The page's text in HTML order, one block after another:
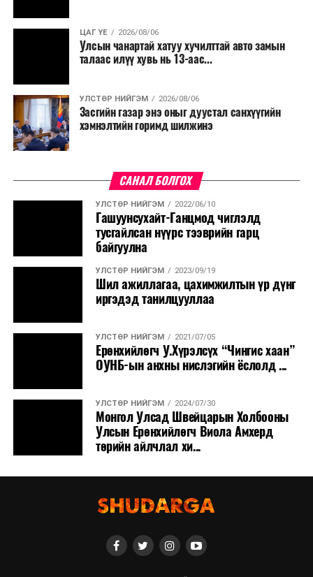
ЦАГ ҮЕ 2026/08/06
Улсын чанартай хатуу хучилттай авто замын
талаас илүү хувь нь 13-аас...
УЛСТӨР НИЙГЭМ 2026/08/06
Засгийн газар энэ оныг дуустал санхүүгийн
хэмнэлтийн горимд шилжинэ
САНАЛ БОЛГОХ
УЛСТӨР НИЙГЭМ 2022/06/10
Гашуунсухайт-Ганцмод чиглэлд
тусгайлсан нүүрс тээврийн гарц
байгуулна
УЛСТӨР НИЙГЭМ 2023/09/19
Шил ажиллагаа, цахимжилтын үр дүнг
иргэдэд танилцууллаа
УЛСТӨР НИЙГЭМ 2021/07/05
Ерөнхийлөгч У.Хүрэлсүх “Чингис хаан”
ОУНБ-ын анхны нислэгийн ёслолд ...
УЛСТӨР НИЙГЭМ 2024/07/30
Монгол Улсад Швейцарын Холбооны
Улсын Ерөнхийлөгч Виола Амхерд
төрийн айлчлал хи...